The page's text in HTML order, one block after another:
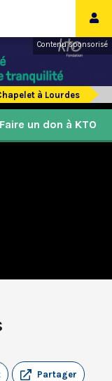
Contenu sponsorisé
à Lourdes
Partager
Faire un don à KTO